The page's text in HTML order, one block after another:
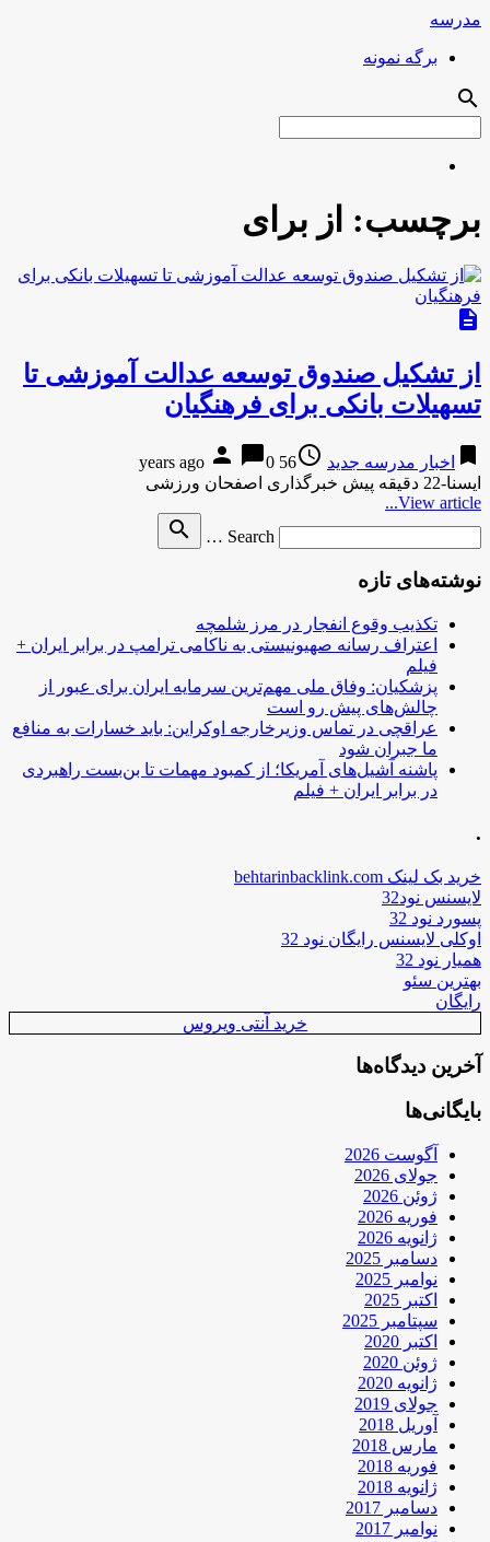
مدرسه
برگه نمونه
search
برچسب: از برای
description
از تشکیل صندوق توسعه عدالت آموزشی تا
تسهیلات بانکی برای فرهنگیان
bookmark اخبار مدرسه جدید access_time
56 years ago
person chat_bubble0
ایسنا-22 دقیقه پیش خبرگذاری اصفحان ورزشی
View article...
Search …
search
نوشته‌های تازه
تکذیب وقوع انفجار در مرز شلمچه
اعتراف رسانه صهیونیستی به ناکامی ترامپ در برابر ایران +
فیلم
پزشکیان: وفاق ملی مهم‌ترین سرمایه ایران برای عبور از
چالش‌های پیش رو است
عراقچی در تماس وزیرخارجه اوکراین: باید خسارات به منافع
ما جبران شود
پاشنه آشیل‌های آمریکا؛ از کمبود مهمات تا بن‌بست راهبردی
در برابر ایران + فیلم
.
خرید بک لینک behtarinbacklink.com
لایسنس نود32
پسورد نود 32
اوکلی لایسنس رایگان نود 32
همیار نود 32
بهترین سئو
رایگان
خرید آنتی ویروس
آخرین دیدگاه‌ها
بایگانی‌ها
آگوست 2026
جولای 2026
ژوئن 2026
فوریه 2026
ژانویه 2026
دسامبر 2025
نوامبر 2025
اکتبر 2025
سپتامبر 2025
اکتبر 2020
ژوئن 2020
ژانویه 2020
جولای 2019
آوریل 2018
مارس 2018
فوریه 2018
ژانویه 2018
دسامبر 2017
نوامبر 2017